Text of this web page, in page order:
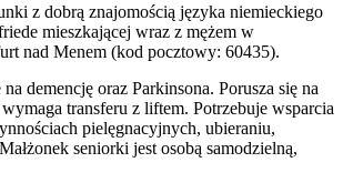
z dobrą znajomością języka niemieckiego
mieszkającej wraz z mężem w
nad Menem (kod pocztowy: 60435).
demencję oraz Parkinsona. Porusza się na
transferu z liftem. Potrzebuje wsparcia
pielęgnacyjnych, ubieraniu,
seniorki jest osobą samodzielną,